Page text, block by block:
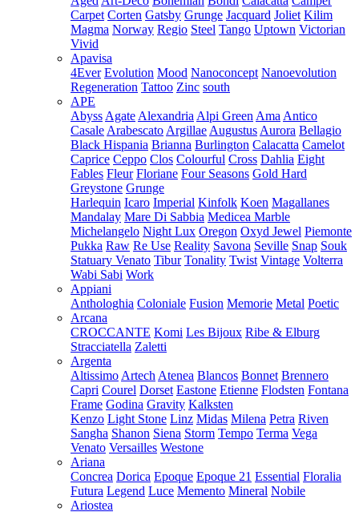
Carpet Corten Gatsby Grunge Jacquard Joliet Kilim
Magma Norway Regio Steel Tango Uptown Victorian
Vivid
Apavisa
4Ever Evolution Mood Nanoconcept Nanoevolution
Regeneration Tattoo Zinc south
APE
Abyss Agate Alexandria Alpi Green Ama Antico
Casale Arabescato Argillae Augustus Aurora Bellagio
Black Hispania Brianna Burlington Calacatta Camelot
Caprice Ceppo Clos Colourful Cross Dahlia Eight
Fables Fleur Floriane Four Seasons Gold Hard
Greystone Grunge
Harlequin Icaro Imperial Kinfolk Koen Magallanes
Mandalay Mare Di Sabbia Medicea Marble
Michelangelo Night Lux Oregon Oxyd Jewel Piemonte
Pukka Raw Re Use Reality Savona Seville Snap Souk
Statuary Venato Tibur Tonality Twist Vintage Volterra
Wabi Sabi Work
Appiani
Anthologhia Coloniale Fusion Memorie Metal Poetic
Arcana
CROCCANTE Komi Les Bijoux Ribe & Elburg
Stracciatella Zaletti
Argenta
Altissimo Artech Atenea Blancos Bonnet Brennero
Capri Courel Dorset Eastone Etienne Flodsten Fontana
Frame Godina Gravity Kalksten
Kenzo Light Stone Linz Midas Milena Petra Riven
Sangha Shanon Siena Storm Tempo Terma Vega
Venato Versailles Westone
Ariana
Concrea Dorica Epoque Epoque 21 Essential Floralia
Futura Legend Luce Memento Mineral Nobile
Ariostea